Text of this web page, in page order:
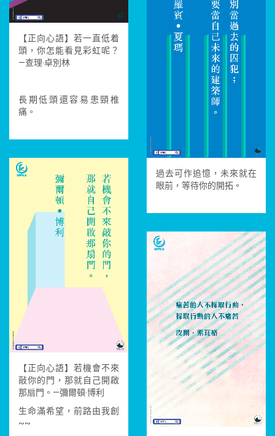
【正向心語】若一直低着
頭，你怎能看見彩虹呢？
—查理‧卓別林
長期低頭還容易患頸椎
痛。
過去可作追憶，未來就在
眼前，等待你的開拓。
【正向心語】若機會不來
敲你的門，那就自己開啟
那扇門。—彌爾頓‧博利
生命滿希望，前路由我創
~~